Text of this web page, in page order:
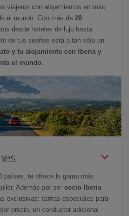
viajeros con alojamientos en más
el mundo. Con más de 28
desde hoteles de lujo hasta
de tus sueños está a tan sólo un
y tu alojamiento con Iberia y
el mundo.
países, te ofrece la gama más
Además por ser socio Iberia
exclusivas: tarifas especiales para
precio, un conductor adicional